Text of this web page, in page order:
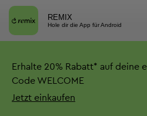
REMIX
Hole dir die App für Android
Erhalte 20% Rabatt* auf deine
Code WELCOME
Jetzt einkaufen